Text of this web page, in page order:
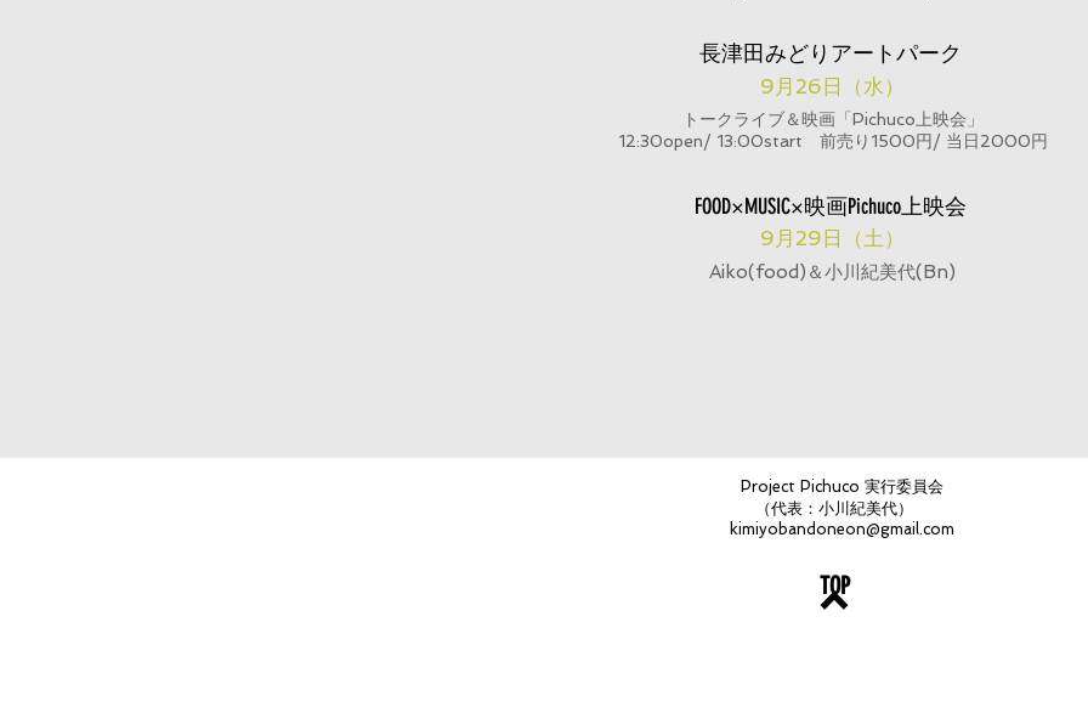
長津田みどりアートパーク
9月26日（水）
トークライブ＆映画「Pichuco上映会」
​12:30open/ 13:00start 前売り1500円/ 当日2000円
FOOD×MUSIC×映画Pichuco上映会
9月29日（土）
Aiko(food)＆小川紀美代(Bn)
TOP
Project Pichuco 実行委員会
（代表：小川紀美代）
kimiyobandoneon@gmail.com